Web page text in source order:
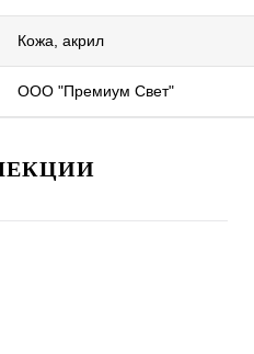
Кожа, акрил
ООО "Премиум Свет"